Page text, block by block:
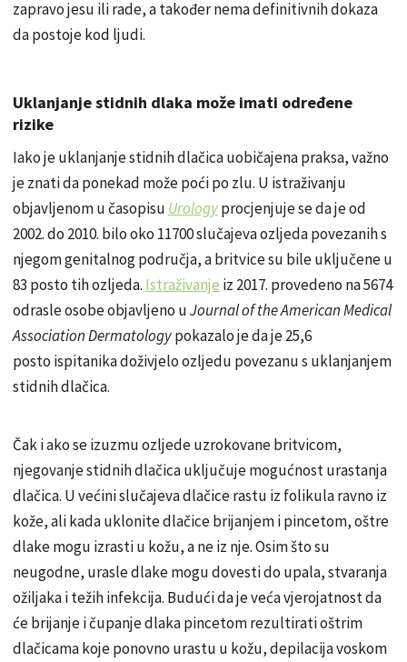
zapravo jesu ili rade, a također nema definitivnih dokaza
da postoje kod ljudi.
Uklanjanje stidnih dlaka može imati određene
rizike
Iako je uklanjanje stidnih dlačica uobičajena praksa, važno
je znati da ponekad može poći po zlu. U istraživanju
objavljenom u časopisu Urologyprocjenjuje se da je od
2002. do 2010. bilo oko 11700 slučajeva ozljeda povezanih s
njegom genitalnog područja, a britvice su bile uključene u
83 posto tih ozljeda. Istraživanje iz 2017. provedeno na 5674
odrasle osobe objavljeno uJournal of the American Medical
Association Dermatologypokazalo je da je 25,6
posto ispitanika doživjelo ozljedu povezanu s uklanjanjem
stidnih dlačica.
Čak i ako se izuzmu ozljede uzrokovane britvicom,
njegovanje stidnih dlačica uključuje mogućnost urastanja
dlačica. U većini slučajeva dlačice rastu iz folikula ravno iz
kože, ali kada uklonite dlačice brijanjem i pincetom, oštre
dlake mogu izrasti u kožu, a ne iz nje. Osim što su
neugodne, urasle dlake mogu dovesti do upala, stvaranja
ožiljaka i težih infekcija. Budući da je veća vjerojatnost da
će brijanje i čupanje dlaka pincetom rezultirati oštrim
dlačicama koje ponovno urastu u kožu, depilacija voskom